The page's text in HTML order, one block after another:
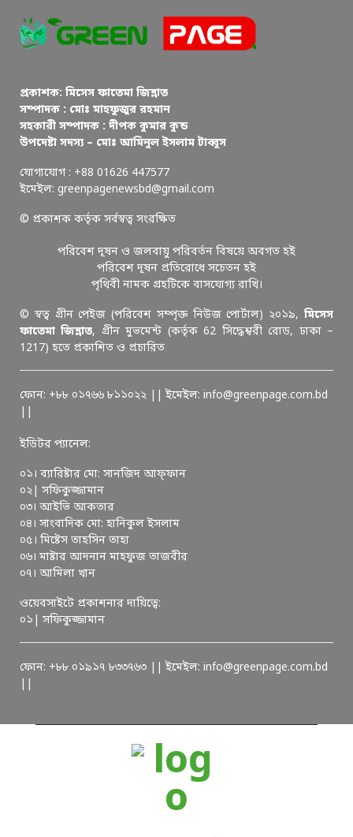
প্রকাশক: মিসেস ফাতেমা জিন্নাত
সম্পাদক : মোঃ মাহফুজুর রহমান
সহকারী সম্পাদক : দীপক কুমার কুন্ড
উপদেষ্টা সদস্য – মোঃ আমিনুল ইসলাম টাব্বুস
যোগাযোগ : +88 01626 447577
ইমেইল: greenpagenewsbd@gmail.com
© প্রকাশক কর্তৃক সর্বস্বত্ব সংরক্ষিত
পরিবেশ দূষন ও জলবায়ু পরিবর্তন বিষয়ে অবগত হই
পরিবেশ দূষন প্রতিরোধে সচেতন হই
পৃথিবী নামক গ্রহটিকে বাসযোগ্য রাখি।
© স্বত্ব গ্রীন পেইজ (পরিবেশ সম্পৃক্ত নিউজ পোর্টাল) ২০১৯, মিসেস
ফাতেমা জিন্নাত, গ্রীন মুভমেন্ট (কর্তৃক 62 সিদ্ধেশ্বরী রোড, ঢাকা –
1217) হতে প্রকাশিত ও প্রচারিত
ফোন: +৮৮ ০১৭৬৬ ৮১১০২২ || ইমেইল: info@greenpage.com.bd
ইডিটর প্যানেল:
০১। ব্যারিষ্টার মো: সানজিদ আফ্ফান
০২| সফিকুজ্জামান
০৩। আইভি আকতার
০৪। সাংবাদিক মো: হানিকুল ইসলাম
০৫। মিষ্টেস তাহসিন তাহা
০৬। মাষ্টার আদনান মাহফুজ তাজবীর
০৭। আমিলা খান
ওয়েবসাইটে প্রকাশনার দায়িত্বে:
০১| সফিকুজ্জামান
ফোন: +৮৮ ০১৯১৭ ৮৩৩৭৬৩ || ইমেইল: info@greenpage.com.bd